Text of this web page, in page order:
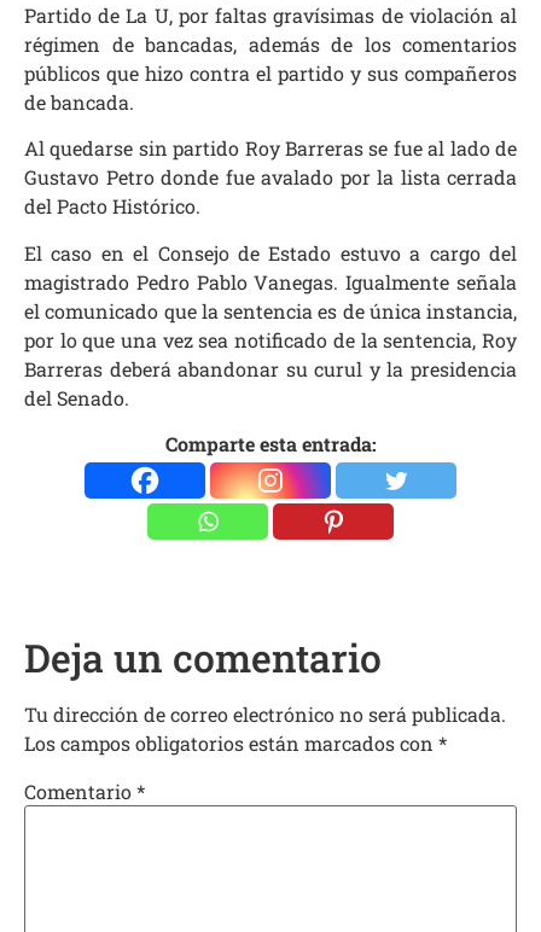
Partido de La U, por faltas gravísimas de violación al
régimen de bancadas, además de los comentarios
públicos que hizo contra el partido y sus compañeros
de bancada.
Al quedarse sin partido Roy Barreras se fue al lado de
Gustavo Petro donde fue avalado por la lista cerrada
del Pacto Histórico.
El caso en el Consejo de Estado estuvo a cargo del
magistrado Pedro Pablo Vanegas. Igualmente señala
el comunicado que la sentencia es de única instancia,
por lo que una vez sea notificado de la sentencia, Roy
Barreras deberá abandonar su curul y la presidencia
del Senado.
Comparte esta entrada:
Deja un comentario
Tu dirección de correo electrónico no será publicada.
Los campos obligatorios están marcados con *
Comentario*